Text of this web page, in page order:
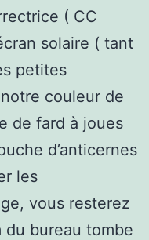
( CC
solaire ( tant
petites
couleur de
de fard à joues
d’anticernes
les
vous resterez
du bureau tombe